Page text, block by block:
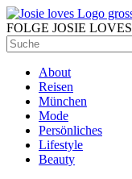
FOLGE JOSIE LOVES
About
Reisen
München
Mode
Persönliches
Lifestyle
Beauty